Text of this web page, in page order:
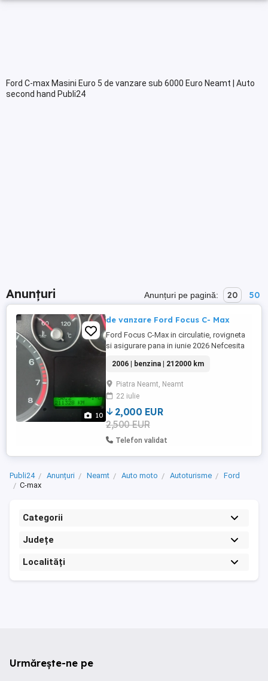
Ford C-max Masini Euro 5 de vanzare sub 6000 Euro Neamt | Auto
second hand Publi24
Anunțuri Anunțuri pe pagină: 20 50
10
de vanzare Ford Focus C- Max
Ford Focus C-Max in circulatie, rovigneta
si asigurare pana in iunie 2026 Nefcesita
2006 | benzina | 212000 km
Piatra Neamt, Neamt
22 iulie
2,000 EUR
2,500 EUR
Telefon validat
Publi24 Anunțuri Neamt Auto moto Autoturisme
Ford
C-max
Categorii
Județe
Localități
Urmărește-ne pe